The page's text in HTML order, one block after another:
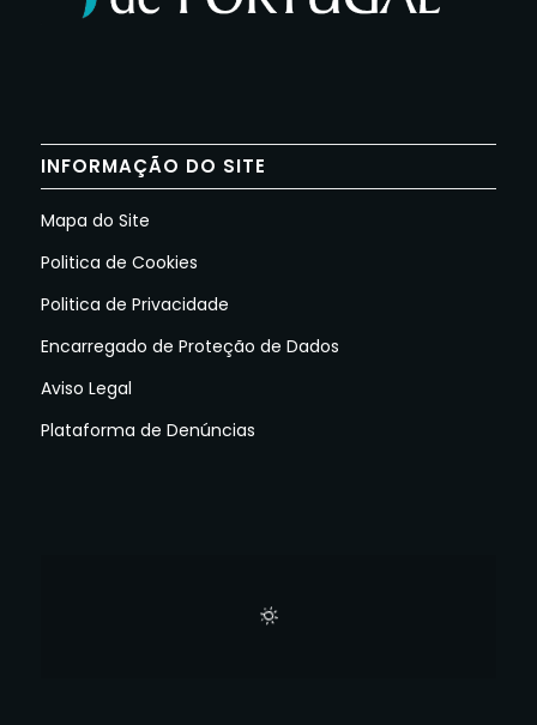
INFORMAÇÃO DO SITE
Mapa do Site
Politica de Cookies
Politica de Privacidade
Encarregado de Proteção de Dados
Aviso Legal
Plataforma de Denúncias